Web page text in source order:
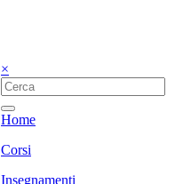
×
Home
Corsi
Insegnamenti